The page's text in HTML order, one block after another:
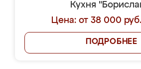
Кухня
Цена: от 38 000
ПОДРОБНЕЕ